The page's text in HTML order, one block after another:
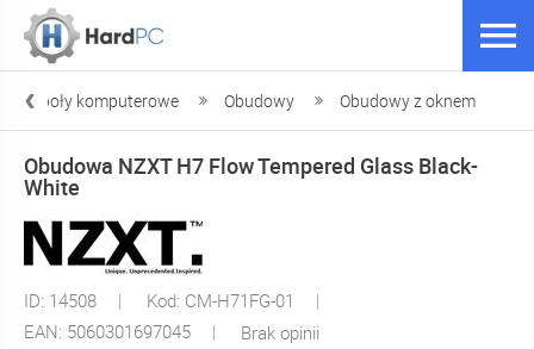
komputerowe Obudowy Obudowy z oknem
Obudowa NZXT H7 Flow Tempered Glass Black-
White
ID: 14508
Kod: CM-H71FG-01
EAN: 5060301697045
Brak opinii